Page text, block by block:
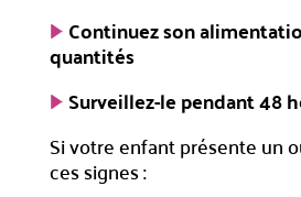
Continuez son
quantités
Surveillez-le pendant 48
Si votre enfant présente un
ces signes :